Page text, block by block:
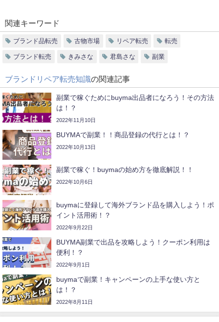
関連キーワード
ブランド品転売 古物市場 リペア転売 転売
ブランド転売 きみさな 君島さな 副業
ブランドリペア転売知識の関連記事
副業で稼ぐためにbuyma出品者になろう！その方法
は！？
2022年11月10日
BUYMAで副業！！商品登録の代行とは！？
2022年10月13日
副業で稼ぐ！buymaの始め方を徹底解説！！
2022年10月6日
buymaに登録して海外ブランド品を購入しよう！ポ
イント活用術！？
2022年9月22日
BUYMA副業で出品を攻略しよう！クーポン利用は
便利！？
2022年9月1日
buymaで副業！キャンペーンの上手な使い方と
は！？
2022年8月11日